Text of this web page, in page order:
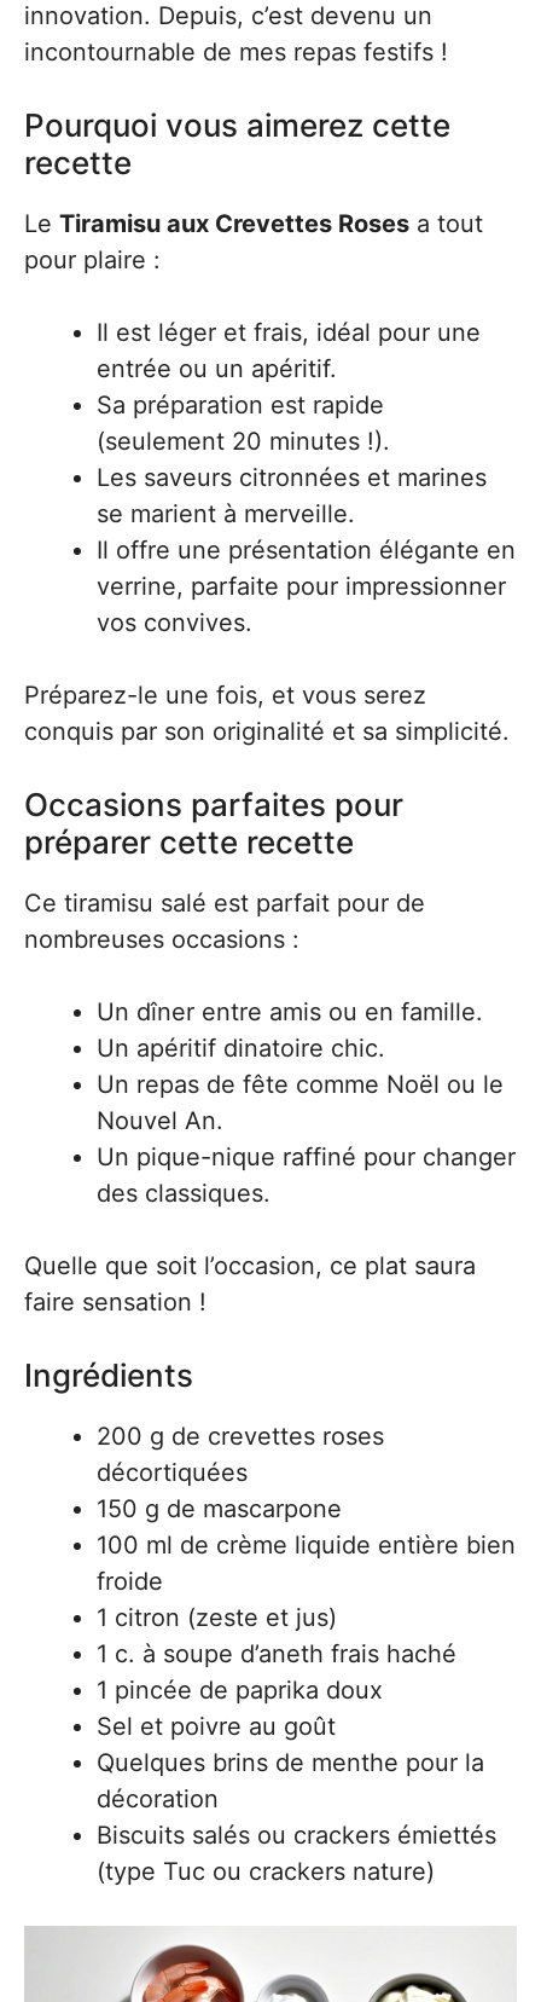
innovation. Depuis, c’est devenu un
incontournable de mes repas festifs !
Pourquoi vous aimerez cette
recette
Le Tiramisu aux Crevettes Roses a tout
pour plaire :
Il est léger et frais, idéal pour une
entrée ou un apéritif.
Sa préparation est rapide
(seulement 20 minutes !).
Les saveurs citronnées et marines
se marient à merveille.
Il offre une présentation élégante en
verrine, parfaite pour impressionner
vos convives.
Préparez-le une fois, et vous serez
conquis par son originalité et sa simplicité.
Occasions parfaites pour
préparer cette recette
Ce tiramisu salé est parfait pour de
nombreuses occasions :
Un dîner entre amis ou en famille.
Un apéritif dinatoire chic.
Un repas de fête comme Noël ou le
Nouvel An.
Un pique-nique raffiné pour changer
des classiques.
Quelle que soit l’occasion, ce plat saura
faire sensation !
Ingrédients
200 g de crevettes roses
décortiquées
150 g de mascarpone
100 ml de crème liquide entière bien
froide
1 citron (zeste et jus)
1 c. à soupe d’aneth frais haché
1 pincée de paprika doux
Sel et poivre au goût
Quelques brins de menthe pour la
décoration
Biscuits salés ou crackers émiettés
(type Tuc ou crackers nature)